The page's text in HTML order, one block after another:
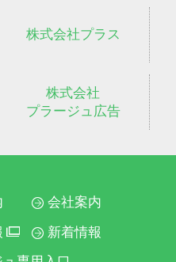
株式会社プラス
株式会社
プラージュ広告
会社案内
新着情報